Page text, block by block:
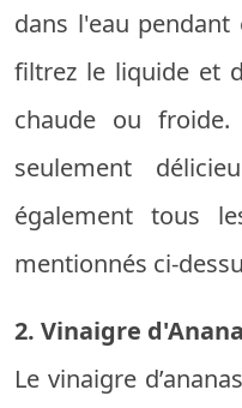
dans l'eau
filtrez le liquide et
chaude ou
seulement
également tous
mentionnés ci-
2. Vinaigre
Le vinaigre